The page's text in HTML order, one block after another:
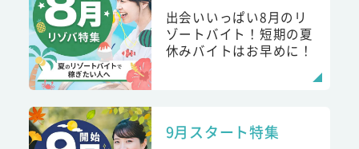
出会いいっぱい8月のリ
ゾートバイト！短期の夏
休みバイトはお早めに！
9月スタート特集